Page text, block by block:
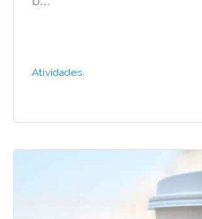
Atividades